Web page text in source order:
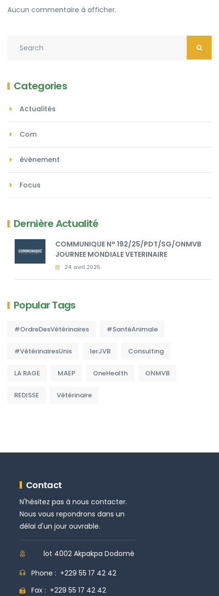
Aucun commentaire à afficher.
Categories
Actualités
Com
évènement
Focus
Dernière Actualité
COMMUNIQUE N° 192/25/PDT/SG/ONMVB
JOURNEE MONDIALE VETERINAIRE
24 avril 2025
Popular Tags
#OrdreDesVétérinaires #SantéAnimale
#VétérinairesUnis 1erJVB Consulting
LA RAGE MAEP OneHealth ONMVB
REDISSE Vétérinaire
Contact
N'hésitez pas à nous contacter.
Nous vous repondrons dans un
délai d'un jour ouvrable.
lot 4002 Akpakpa Dodomè
Phone : +229 55 17 42 42
Fax : +229 55 17 42 42